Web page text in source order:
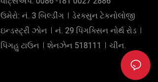
ઉમેરો: નં. 3 બિલ્ડીંગ︱ડેરક્સુન ટેકનોલોજી
ઇન્ડસ્ટ્રી ઝોન︱નં. 29 પિંગક્સિન નોર્થ રોડ︱
પિંગહુ ટાઉન︱શેનઝેન 518111︱ચીન.